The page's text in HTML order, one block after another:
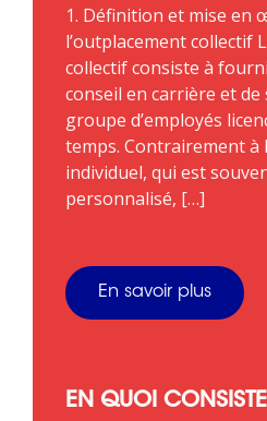
1. Définition et mise en
l’outplacement collectif
collectif consiste à
conseil en carrière et
groupe d’employés
temps. Contrairement à
individuel, qui est
personnalisé, […]
En savoir plus
EN QUOI CONSISTE